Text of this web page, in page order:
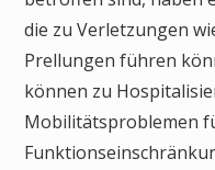
die zu Verletzungen
Prellungen führen
können zu
Mobilitätsproblemen